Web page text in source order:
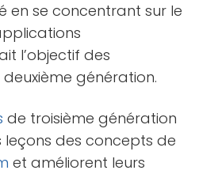
en se concentrant sur le
l’objectif des
génération.
de troisième génération
des concepts de
et améliorent leurs